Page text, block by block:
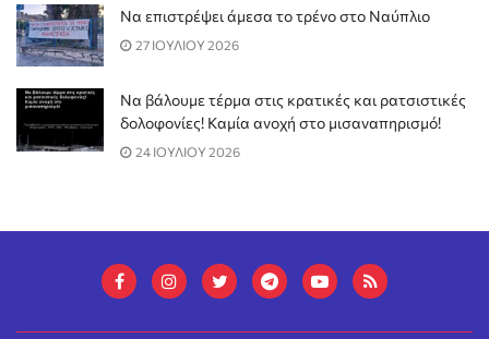
Να επιστρέψει άμεσα το τρένο στο Ναύπλιο
27 ΙΟΥΛΙΟΥ 2026
Να βάλουμε τέρμα στις κρατικές και ρατσιστικές
δολοφονίες! Καμία ανοχή στο μισαναπηρισμό!
24 ΙΟΥΛΙΟΥ 2026